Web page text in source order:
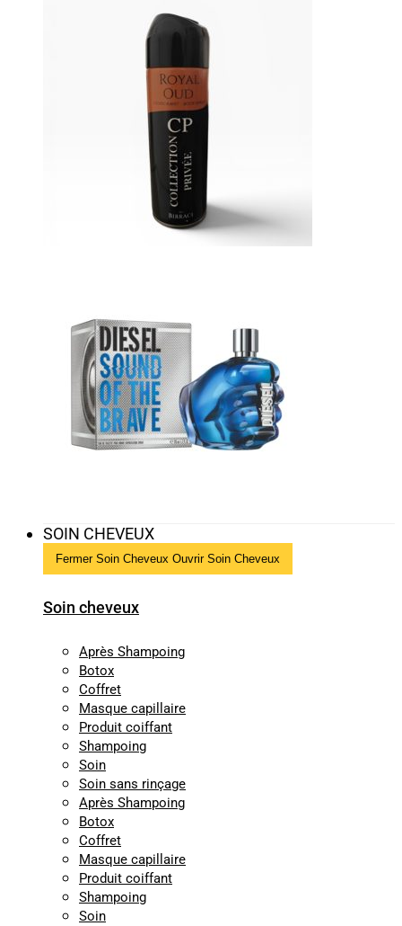
SOIN CHEVEUX
Fermer Soin Cheveux Ouvrir Soin Cheveux
Soin cheveux
Après Shampoing
Botox
Coffret
Masque capillaire
Produit coiffant
Shampoing
Soin
Soin sans rinçage
Après Shampoing
Botox
Coffret
Masque capillaire
Produit coiffant
Shampoing
Soin